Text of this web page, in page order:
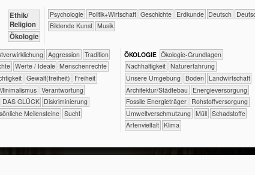
​​​​​​​​​​Ethik/​
Religion
​​​​​​​Ökologie
​​​​​​​​​​Psychologie ​​​​​​​​​Politik+​Wirtschaft ​​​​​​​​Geschichte ​​​​​Erdkunde ​​​​Deutsch
Bildende Kunst Musik
​​​​​​​​​​​​​Aggression ​​​​​​​​​​​Tradition
​​​​​​​​Werte / Ideale ​​​​​​​Menschenrechte
​​​​Gewalt(freiheit) ​​​Freiheit
​​Verantwortung
DAS GLÜCK Diskriminierung
Meilensteine Sucht
ÖKO​LOGIE ​​​​​​​​​​​​​​​​Ökologie-Grundlagen
​​​​​​​​​​​​​​​Nachhaltigkeit ​​​​​​​​​​​​​Naturerfahrung
​​​​​​​​​​​​​Unsere Umgebung ​​​​​Boden ​​​​​Landwirtschaft
​​​Architektur/­Städtebau
​​​Energieversorgung
​​​Fossile Energieträger ​​Rohstoffversorgung
​​Umweltverschmutzung ​Müll ​Schadstoffe
Artenvielfalt Klima